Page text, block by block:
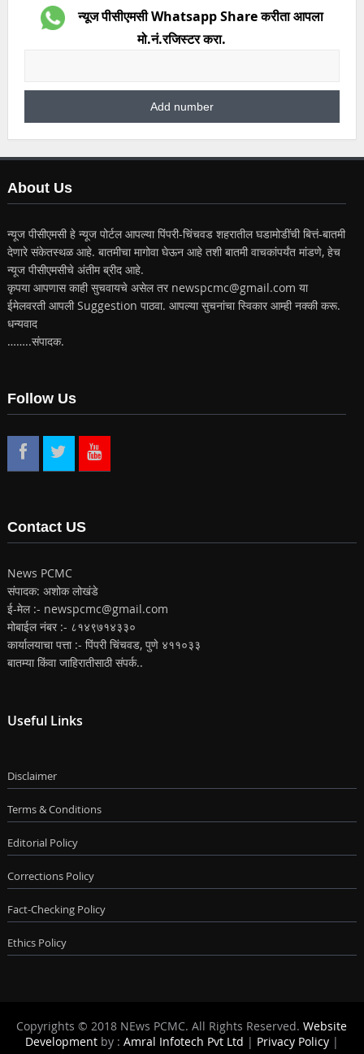
न्यूज पीसीएमसी Whatsapp Share करीता आपला
मो.नं.रजिस्टर करा.
About Us
न्यूज पीसीएमसी हे न्यूज पोर्टल आपल्या पिंपरी-चिंचवड शहरातील घडामोडींची बित्तं-बातमी
देणारे संकेतस्थळ आहे. बातमीचा मागोवा घेऊन आहे तशी बातमी वाचकांपर्यंत मांडणे, हेच
न्यूज पीसीएमसीचे अंतीम ब्रीद आहे.
कृपया आपणास काही सुचवायचे असेल तर newspcmc@gmail.com या
ईमेलवरती आपली Suggestion पाठवा. आपल्या सुचनांचा स्विकार आम्ही नक्की करू.
धन्यवाद
……..संपादक.
Follow Us
Contact US
News PCMC
संपादक: अशोक लोखंडे
ई-मेल :- newspcmc@gmail.com
मोबाईल नंबर :- ८१४९७१४३३०
कार्यालयाचा पत्ता :- पिंपरी चिंचवड, पुणे ४११०३३
बातम्या किंवा जाहिरातीसाठी संपर्क..
Useful Links
Disclaimer
Terms & Conditions
Editorial Policy
Corrections Policy
Fact-Checking Policy
Ethics Policy
Copyrights © 2018 NEws PCMC. All Rights Reserved.Website
Developmentby : Amral Infotech Pvt Ltd | Privacy Policy|